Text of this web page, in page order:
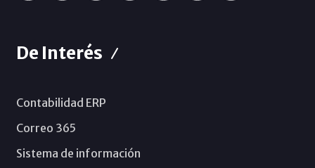
De Interés
Contabilidad ERP
Correo 365
Sistema de información